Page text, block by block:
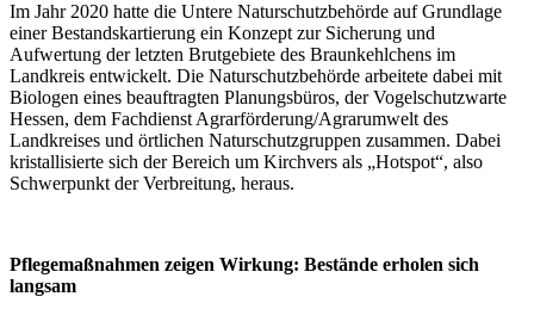
Im Jahr 2020 hatte die Untere Naturschutzbehörde auf Grundlage
einer Bestandskartierung ein Konzept zur Sicherung und
Aufwertung der letzten Brutgebiete des Braunkehlchens im
Landkreis entwickelt. Die Naturschutzbehörde arbeitete dabei mit
Biologen eines beauftragten Planungsbüros, der Vogelschutzwarte
Hessen, dem Fachdienst Agrarförderung/Agrarumwelt des
Landkreises und örtlichen Naturschutzgruppen zusammen. Dabei
kristallisierte sich der Bereich um Kirchvers als „Hotspot“, also
Schwerpunkt der Verbreitung, heraus.
Pflegemaßnahmen zeigen Wirkung: Bestände erholen sich
langsam